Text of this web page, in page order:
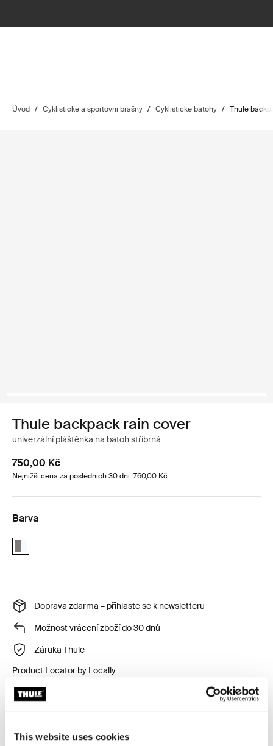
This website uses cookies
Úvod / Cyklistické a sportovní brašny / Cyklistické batohy / Thule
Thule backpack rain cover
univerzální pláštěnka na batoh stříbrná
750,00 Kč
Nejnižší cena za posledních 30 dní: 760,00 Kč
Barva
Thule backpack rain cover Stříbrný (selected)
Doprava zdarma – přihlaste se k newsletteru
Možnost vrácení zboží do 30 dnů
Záruka Thule
Product Locator by Locally
vaše cenné vybavení, kompatibilní s prakticky jakýmkoli